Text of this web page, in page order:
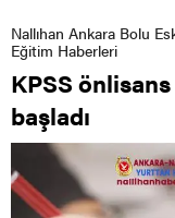
Nallıhan Ankara Bolu
Eğitim Haberleri
KPSS
başladı